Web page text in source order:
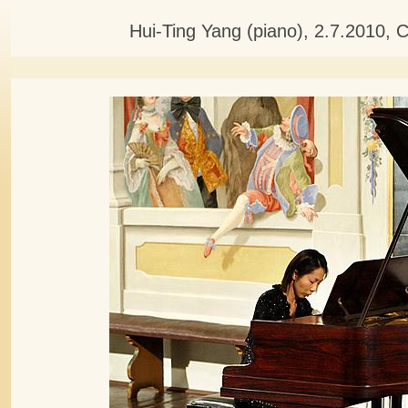
Hui-Ting Yang (piano), 2.7.2010,